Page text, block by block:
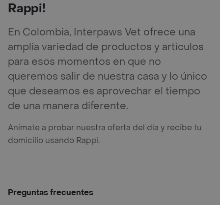
Rappi!
En Colombia, Interpaws Vet ofrece una
amplia variedad de productos y artículos
para esos momentos en que no
queremos salir de nuestra casa y lo único
que deseamos es aprovechar el tiempo
de una manera diferente.
Anímate a probar nuestra oferta del día y recibe tu
domicilio usando Rappi.
Preguntas frecuentes